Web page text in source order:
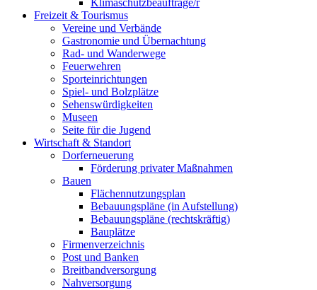
Klimaschutzbeauftrage/r
Freizeit & Tourismus
Vereine und Verbände
Gastronomie und Übernachtung
Rad- und Wanderwege
Feuerwehren
Sporteinrichtungen
Spiel- und Bolzplätze
Sehenswürdigkeiten
Museen
Seite für die Jugend
Wirtschaft & Standort
Dorferneuerung
Förderung privater Maßnahmen
Bauen
Flächennutzungsplan
Bebauungspläne (in Aufstellung)
Bebauungspläne (rechtskräftig)
Bauplätze
Firmenverzeichnis
Post und Banken
Breitbandversorgung
Nahversorgung